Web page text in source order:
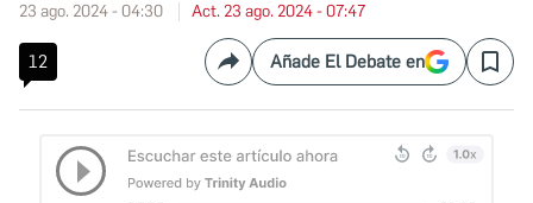
23 ago. 2024 - 04:30 Act. 23 ago. 2024 - 07:47
12 CompartirAñade El Debate en Save